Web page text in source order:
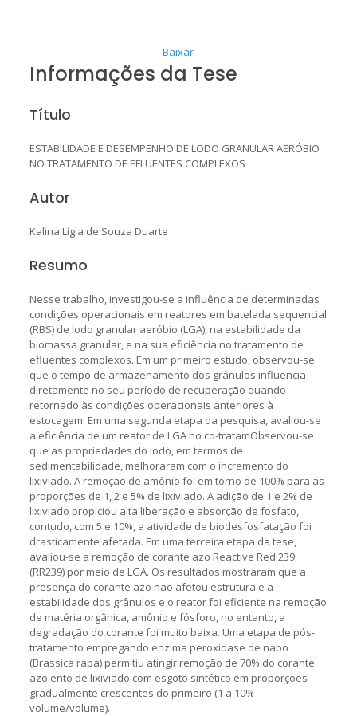
Baixar
Informações da Tese
Título
ESTABILIDADE E DESEMPENHO DE LODO GRANULAR AERÓBIO
NO TRATAMENTO DE EFLUENTES COMPLEXOS
Autor
Kalina Lígia de Souza Duarte
Resumo
Nesse trabalho, investigou-se a influência de determinadas
condições operacionais em reatores em batelada sequencial
(RBS) de lodo granular aeróbio (LGA), na estabilidade da
biomassa granular, e na sua eficiência no tratamento de
efluentes complexos. Em um primeiro estudo, observou-se
que o tempo de armazenamento dos grânulos influencia
diretamente no seu período de recuperação quando
retornado às condições operacionais anteriores à
estocagem. Em uma segunda etapa da pesquisa, avaliou-se
a eficiência de um reator de LGA no co-tratamObservou-se
que as propriedades do lodo, em termos de
sedimentabilidade, melhoraram com o incremento do
lixiviado. A remoção de amônio foi em torno de 100% para as
proporções de 1, 2 e 5% de lixiviado. A adição de 1 e 2% de
lixiviado propiciou alta liberação e absorção de fosfato,
contudo, com 5 e 10%, a atividade de biodesfosfatação foi
drasticamente afetada. Em uma terceira etapa da tese,
avaliou-se a remoção de corante azo Reactive Red 239
(RR239) por meio de LGA. Os resultados mostraram que a
presença do corante azo não afetou estrutura e a
estabilidade dos grânulos e o reator foi eficiente na remoção
de matéria orgânica, amônio e fósforo, no entanto, a
degradação do corante foi muito baixa. Uma etapa de pós-
tratamento empregando enzima peroxidase de nabo
(Brassica rapa) permitiu atingir remoção de 70% do corante
azo.ento de lixiviado com esgoto sintético em proporções
gradualmente crescentes do primeiro (1 a 10%
volume/volume).